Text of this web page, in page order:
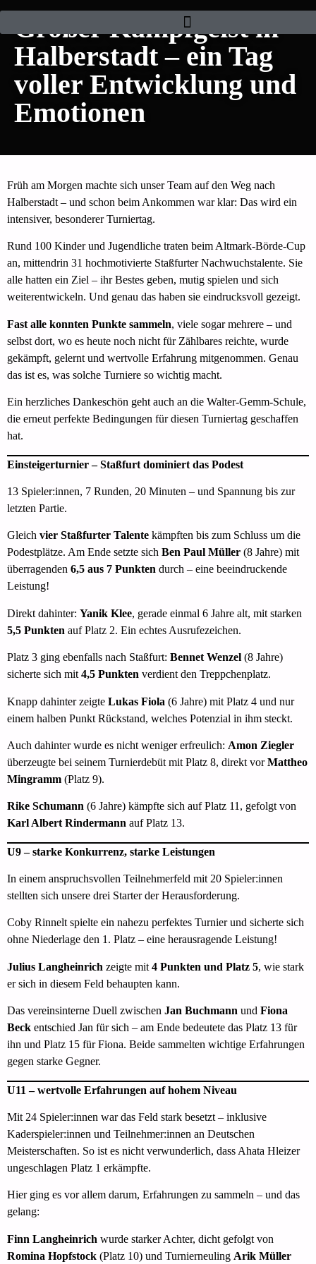
Großer Kampfgeist in
Halberstadt – ein Tag
voller Entwicklung und
Emotionen
Früh am Morgen machte sich unser Team auf den Weg nach
Halberstadt – und schon beim Ankommen war klar: Das wird ein
intensiver, besonderer Turniertag.
Rund 100 Kinder und Jugendliche traten beim Altmark-Börde-Cup
an, mittendrin 31 hochmotivierte Staßfurter Nachwuchstalente. Sie
alle hatten ein Ziel – ihr Bestes geben, mutig spielen und sich
weiterentwickeln. Und genau das haben sie eindrucksvoll gezeigt.
Fast alle konnten Punkte sammeln, viele sogar mehrere – und
selbst dort, wo es heute noch nicht für Zählbares reichte, wurde
gekämpft, gelernt und wertvolle Erfahrung mitgenommen. Genau
das ist es, was solche Turniere so wichtig macht.
Ein herzliches Dankeschön geht auch an die Walter-Gemm-Schule,
die erneut perfekte Bedingungen für diesen Turniertag geschaffen
hat.
Einsteigerturnier – Staßfurt dominiert das Podest
13 Spieler:innen, 7 Runden, 20 Minuten – und Spannung bis zur
letzten Partie.
Gleich vier Staßfurter Talente kämpften bis zum Schluss um die
Podestplätze. Am Ende setzte sich Ben Paul Müller (8 Jahre) mit
überragenden 6,5 aus 7 Punkten durch – eine beeindruckende
Leistung!
Direkt dahinter: Yanik Klee, gerade einmal 6 Jahre alt, mit starken
5,5 Punkten auf Platz 2. Ein echtes Ausrufezeichen.
Platz 3 ging ebenfalls nach Staßfurt: Bennet Wenzel (8 Jahre)
sicherte sich mit 4,5 Punkten verdient den Treppchenplatz.
Knapp dahinter zeigte Lukas Fiola (6 Jahre) mit Platz 4 und nur
einem halben Punkt Rückstand, welches Potenzial in ihm steckt.
Auch dahinter wurde es nicht weniger erfreulich: Amon Ziegler
überzeugte bei seinem Turnierdebüt mit Platz 8, direkt vorMattheo
Mingramm (Platz 9).
Rike Schumann (6 Jahre) kämpfte sich auf Platz 11, gefolgt von
Karl Albert Rindermann auf Platz 13.
U9 – starke Konkurrenz, starke Leistungen
In einem anspruchsvollen Teilnehmerfeld mit 20 Spieler:innen
stellten sich unsere drei Starter der Herausforderung.
Coby Rinnelt spielte ein nahezu perfektes Turnier und sicherte sich
ohne Niederlage den 1. Platz – eine herausragende Leistung!
Julius Langheinrich zeigte mit 4 Punkten und Platz 5, wie stark
er sich in diesem Feld behaupten kann.
Das vereinsinterne Duell zwischen Jan Buchmann und Fiona
Beck entschied Jan für sich – am Ende bedeutete das Platz 13 für
ihn und Platz 15 für Fiona. Beide sammelten wichtige Erfahrungen
gegen starke Gegner.
U11 – wertvolle Erfahrungen auf hohem Niveau
Mit 24 Spieler:innen war das Feld stark besetzt – inklusive
Kaderspieler:innen und Teilnehmer:innen an Deutschen
Meisterschaften. So ist es nicht verwunderlich, dass Ahata Hleizer
ungeschlagen Platz 1 erkämpfte.
Hier ging es vor allem darum, Erfahrungen zu sammeln – und das
gelang:
Finn Langheinrich wurde starker Achter, dicht gefolgt von
Romina Hopfstock (Platz 10) und Turnierneuling Arik Müller